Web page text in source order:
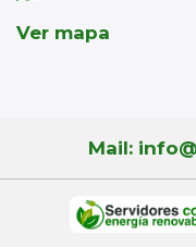
Ver mapa
Mail: